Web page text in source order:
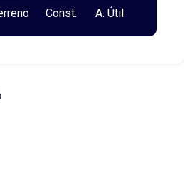
consultórios, estúdios,
liberais e diversos
e colaboradores. Além
Const.
A. Útil